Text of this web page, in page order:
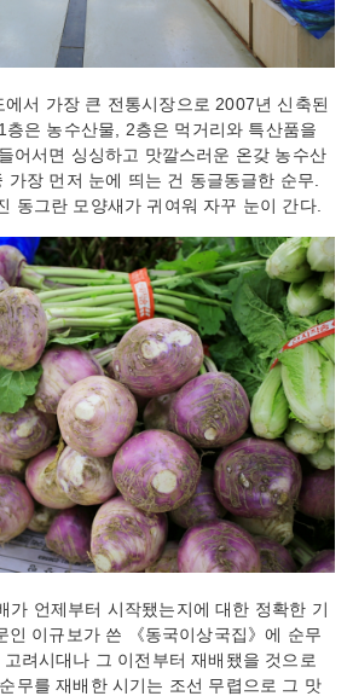
에서 가장 큰 전통시장으로 2007년 신축된
은 농수산물, 2층은 먹거리와 특산품을
어서면 싱싱하고 맛깔스러운 온갖 농수산
가장 먼저 눈에 띄는 건 동글동글한 순무.
동그란 모양새가 귀여워 자꾸 눈이 간다.
가 언제부터 시작됐는지에 대한 정확한 기
인 이규보가 쓴 《동국이상국집》에 순무
려시대나 그 이전부터 재배됐을 것으로
무를 재배한 시기는 조선 무렵으로 그 맛